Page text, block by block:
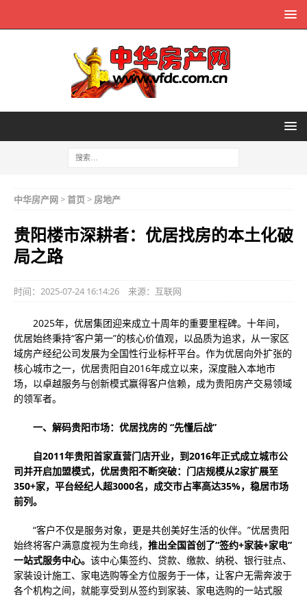
中华房产网>首页> 房地产
贵阳楼市深耕者：优居找房的本土化破
局之路
时间：2025-07-24 16:14:26 来源： 互联网
2025年，优居集团迎来成立十周年的重要里程碑。十年间，
优居始终秉持“客户第一”的核心价值观，以品质为追求，从一家区
域房产经纪公司发展为全国性行业标杆平台。作为优居向外扩张的
核心城市之一，优居贵阳自2016年成立以来，深度融入本地市
场，以卓越服务与创新模式赢得客户信赖，成为贵阳房产交易领域
的领军者。
一、解码贵阳市场：优居找房的 “先懂后战”
自2011年贵阳首家直营门店开业，到2016年正式成立城市公
司并开启加盟模式，优居贵阳不断突破：门店规模从2家扩展至
350+家，平台经纪人超3000名，成交市占率高达35%，稳居市场
前列。
“客户不仅是服务对象，更是共创美好生活的伙伴。”优居贵阳
始终将客户满意度视为生命线， 推出全国首创了“签约+家装+家电”
一站式服务中心。 该中心集签约、贷款、缴款、纳税、银行驻点、
家装设计施工、家电选购等全方位服务于一体，让客户无需奔波于
各个机构之间，就能享受到从签约到家装、家电选购的一站式服